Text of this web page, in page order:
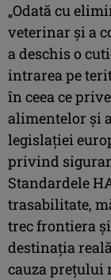
„Odată cu
veterinar și a
a deschis o
intrarea pe
în ceea ce
alimentelor și
legislației
privind
Standardele
trasabilitate,
trec frontiera
destinația
cauza prețului